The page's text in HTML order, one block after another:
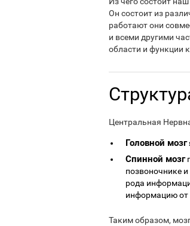
Он состоит из
работают они
и всеми другими
области и функции
Центральная
Головной мозг
Спинной мозг
позвоночнике
рода
информацию от
Таким образом,